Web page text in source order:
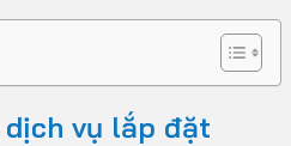
vụ lắp đặt